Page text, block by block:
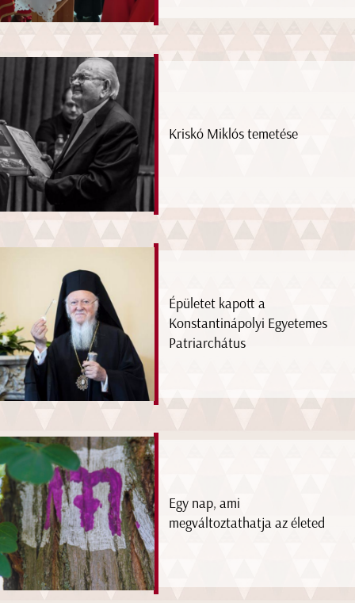
Kriskó Miklós temetése
Épületet kapott a
Konstantinápolyi Egyetemes
Patriarchátus
Egy nap, ami
megváltoztathatja az életed